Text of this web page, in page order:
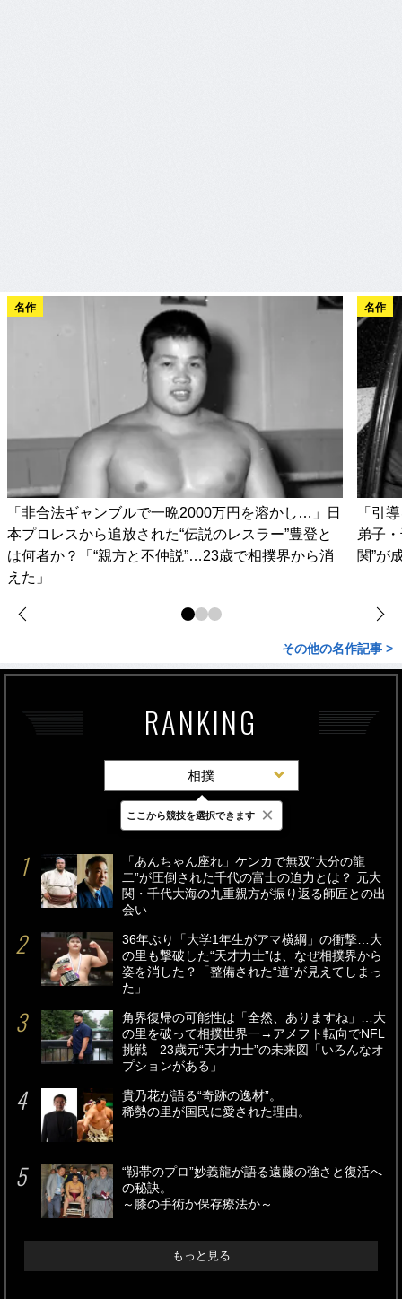
名作
「非合法ギャンブルで一晩2000万円を溶かし…」日
本プロレスから追放された“伝説のレスラー”豊登と
は何者か？「“親方と不仲説”…23歳で相撲界から消
えた」
名作
「引
弟子
関”が
その他の名作記事 >
RANKING
相撲
最新 24時間 週間
「あんちゃん座れ」ケンカで無双“大分の龍
二”が圧倒された千代の富士の迫力とは？ 元大
関・千代大海の九重親方が振り返る師匠との出
会い
36年ぶり「大学1年生がアマ横綱」の衝撃…大
の里も撃破した“天才力士”は、なぜ相撲界から
姿を消した？「整備された“道”が見えてしまっ
た」
角界復帰の可能性は「全然、ありますね」…大
の里を破って相撲世界一→アメフト転向でNFL
挑戦 23歳元“天才力士”の未来図「いろんなオ
プションがある」
貴乃花が語る“奇跡の逸材”。
稀勢の里が国民に愛された理由。
“靱帯のプロ”妙義龍が語る遠藤の強さと復活へ
の秘訣。
～膝の手術か保存療法か～
もっと見る
ここから競技を選択できます ×